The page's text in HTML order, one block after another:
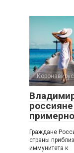
Коронавирус
Граждане
страны
иммунитета к